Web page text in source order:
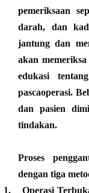
pemeriksaan
darah, dan
jantung dan
akan
edukasi
pascaoperasi.
dan pasien
tindakan.
Proses
dengan tiga
1.
Operasi